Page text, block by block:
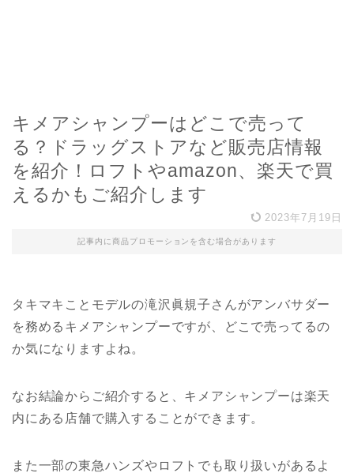
キメアシャンプーはどこで売って
る？ドラッグストアなど販売店情報
を紹介！ロフトやamazon、楽天で買
えるかもご紹介します
2023年7月19日
記事内に商品プロモーションを含む場合があります
タキマキことモデルの滝沢眞規子さんがアンバサダー
を務めるキメアシャンプーですが、どこで売ってるの
か気になりますよね。
なお結論からご紹介すると、キメアシャンプーは楽天
内にある店舗で購入することができます。
また一部の東急ハンズやロフトでも取り扱いがあるよ